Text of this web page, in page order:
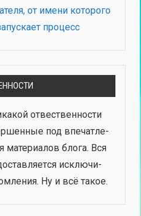
от имени которого
процесс
отвест­вен­но­сти
под впе­чат­ле­
мате­ри­а­лов бло­га. Вся
исклю­чи­
Ну и всё такое.